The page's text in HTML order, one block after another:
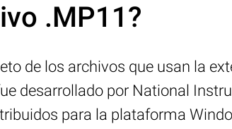
.MP11?
de los archivos que usan la
desarrollado por National
para la plataforma